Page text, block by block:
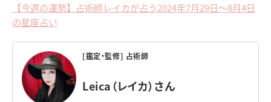
【今週の運勢】占術師レイカが占う2024年7月29日～8月4日
の星座占い
[鑑定・監修] 占術師
Leica（レイカ）さん